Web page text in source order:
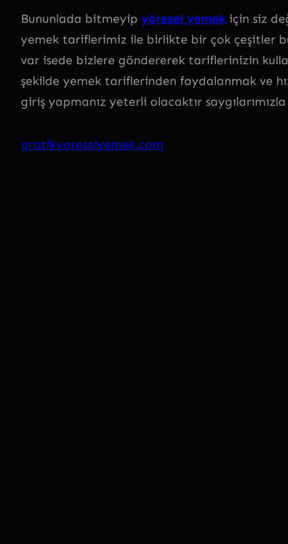
Bununlada bitmeyip yöresel yemek için siz
yemek tariflerimiz ile birlikte bir çok çeşitler
var isede bizlere göndererek tariflerinizin
şekilde yemek tariflerinden faydalanmak ve
giriş yapmanız yeterli olacaktır saygılarımızla
pratikyoreselyemek.com